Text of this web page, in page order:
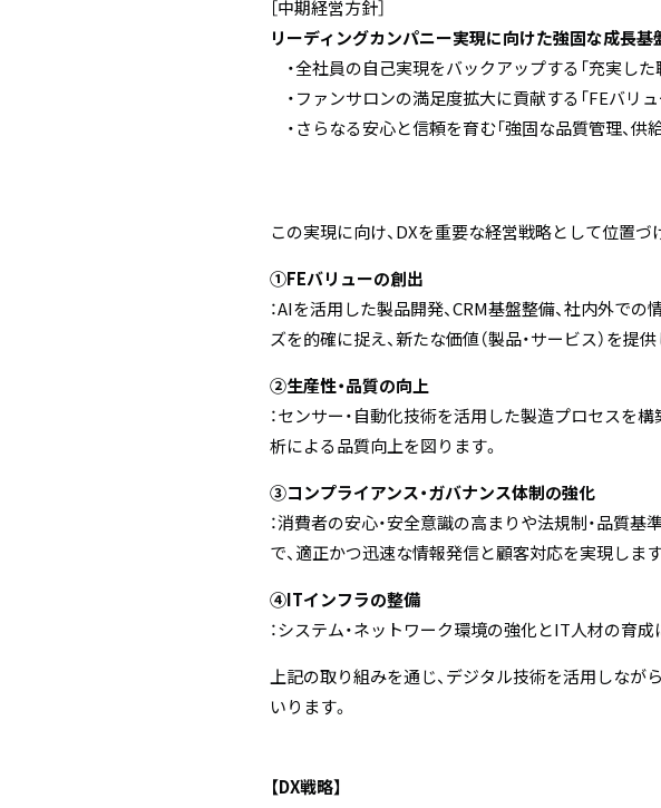
［中期経営方針］
リーディングカンパニー実現に向けた強固な成長基
・全社員の自己実現をバックアップする「充実した
・ファンサロンの満足度拡大に貢献する「FEバリ
・さらなる安心と信頼を育む「強固な品質管理、供
この実現に向け、DXを重要な経営戦略として位置
①FEバリューの創出
：AIを活用した製品開発、CRM基盤整備、社内外で
ズを的確に捉え、新たな価値（製品・サービス）を提供
②生産性・品質の向上
：センサー・自動化技術を活用した製造プロセスを
析による品質向上を図ります。
③コンプライアンス・ガバナンス体制の強化
：消費者の安心・安全意識の高まりや法規制・品質
で、適正かつ迅速な情報発信と顧客対応を実現します
④ITインフラの整備
：システム・ネットワーク環境の強化とIT人材の育
上記の取り組みを通じ、デジタル技術を活用しな
いります。
【DX戦略】